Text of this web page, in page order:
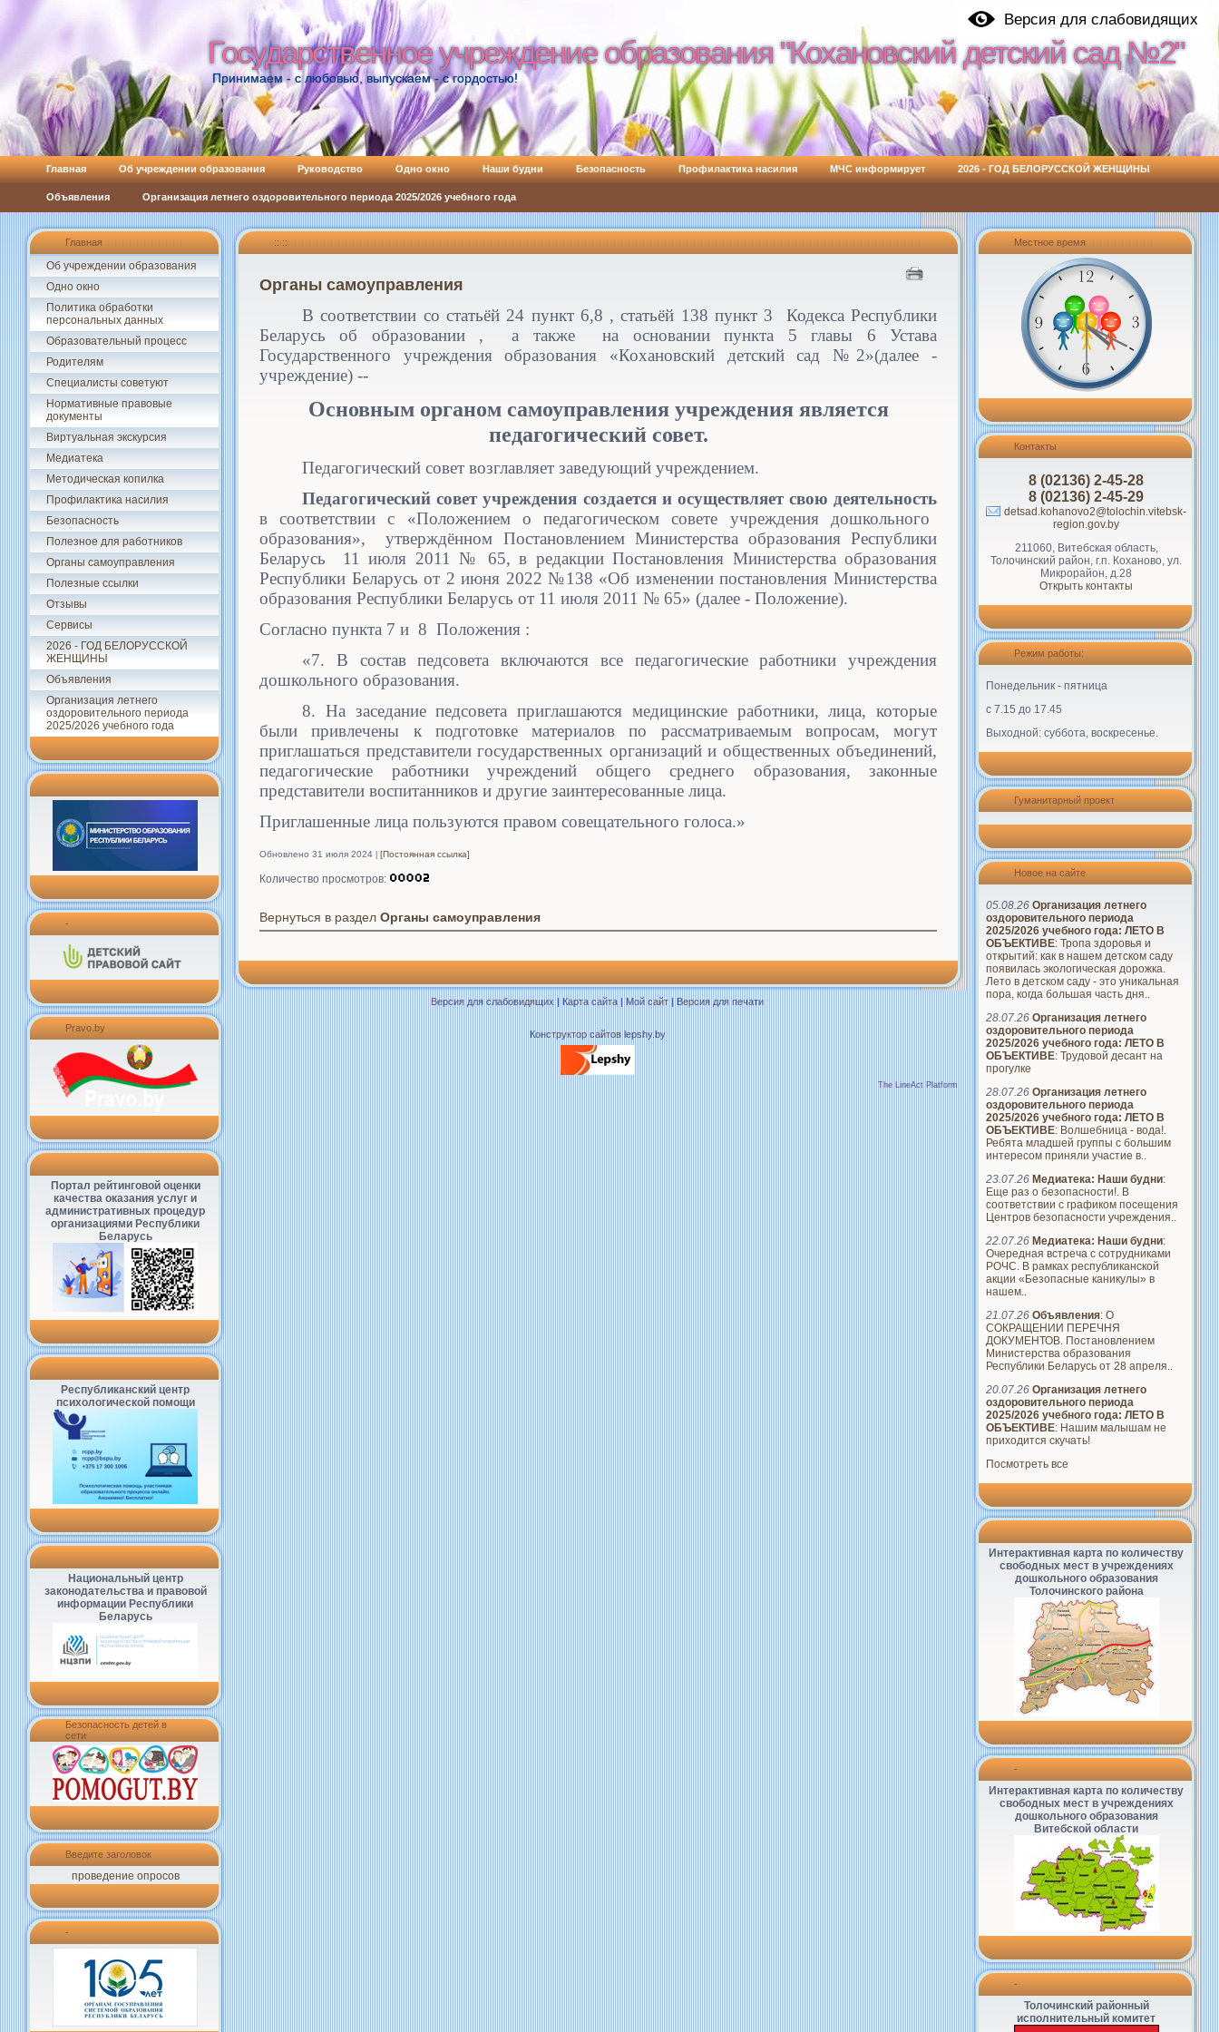
Версия для слабовидящих
Государственное учреждение образования "Кохановский детский сад №2"
Государственное учреждение образования "Кохановский детский сад №2"
Принимаем - с любовью, выпускаем - с гордостью!
Главная Об учреждении образования Руководство Одно окно Наши будни Безопасность Профилактика насилия МЧС информирует 2026 - ГОД БЕЛОРУССКОЙ ЖЕНЩИНЫ
Объявления Организация летнего оздоровительного периода 2025/2026 учебного года
Главная
Об учреждении образования
Одно окно
Политика обработки
персональных данных
Образовательный процесс
Родителям
Специалисты советуют
Нормативные правовые
документы
Виртуальная экскурсия
Медиатека
Методическая копилка
Профилактика насилия
Безопасность
Полезное для работников
Органы самоуправления
Полезные ссылки
Отзывы
Сервисы
2026 - ГОД БЕЛОРУССКОЙ
ЖЕНЩИНЫ
Объявления
Организация летнего
оздоровительного периода
2025/2026 учебного года
-
Pravo.by
Портал рейтинговой оценки
качества оказания услуг и
административных процедур
организациями Республики
Беларусь
Республиканский центр
психологической помощи
Национальный центр
законодательства и правовой
информации Республики
Беларусь
Безопасность детей в
сети
Введите заголовок
проведение опросов
-
:: ::
Органы самоуправления
В соответствии со статьёй 24 пункт 6,8 , статьёй 138 пункт 3 Кодекса Республики
Беларусь об образовании , а также на основании пункта 5 главы 6 Устава
Государственного учреждения образования «Кохановский детский сад №2»(далее -
учреждение) --
Основным органом cамоуправления учреждения является
педагогический совет.
Педагогический совет возглавляет заведующий учреждением.
Педагогический совет учреждения создается и осуществляет свою деятельность
в соответствии с «Положением о педагогическом совете учреждения дошкольного
образования», утверждённом Постановлением Министерства образования Республики
Беларусь 11 июля 2011 № 65, в редакции Постановления Министерства образования
Республики Беларусь от 2 июня 2022 №138 «Об изменении постановления Министерства
образования Республики Беларусь от 11 июля 2011 № 65» (далее - Положение).
Согласно пункта 7 и 8 Положения :
«7. В состав педсовета включаются все педагогические работники учреждения
дошкольного образования.
8. На заседание педсовета приглашаются медицинские работники, лица, которые
были привлечены к подготовке материалов по рассматриваемым вопросам, могут
приглашаться представители государственных организаций и общественных объединений,
педагогические работники учреждений общего среднего образования, законные
представители воспитанников и другие заинтересованные лица.
Приглашенные лица пользуются правом совещательного голоса.»
Обновлено 31 июля 2024 [Постоянная ссылка]
Количество просмотров:
Вернуться в раздел Органы самоуправления
Версия для слабовидящих | Карта сайта | Мой сайт | Версия для печати
Конструктор сайтов lepshy.by
The LineAct Platform
Местное время
Контакты
8 (02136) 2-45-28
8 (02136) 2-45-29
detsad.kohanovo2@tolochin.vitebsk-
region.gov.by
211060, Витебская область,
Толочинский район, г.п. Коханово, ул.
Микрорайон, д.28
Открыть контакты
Режим работы:
Понедельник - пятница
с 7.15 до 17.45
Выходной: суббота, воскресенье.
Гуманитарный проект
Новое на сайте
05.08.26 Организация летнего
оздоровительного периода
2025/2026 учебного года: ЛЕТО В
ОБЪЕКТИВЕ: Тропа здоровья и
открытий: как в нашем детском саду
появилась экологическая дорожка.
Лето в детском саду - это уникальная
пора, когда большая часть дня..
28.07.26 Организация летнего
оздоровительного периода
2025/2026 учебного года: ЛЕТО В
ОБЪЕКТИВЕ: Трудовой десант на
прогулке
28.07.26 Организация летнего
оздоровительного периода
2025/2026 учебного года: ЛЕТО В
ОБЪЕКТИВЕ: Волшебница - вода!.
Ребята младшей группы с большим
интересом приняли участие в..
23.07.26 Медиатека: Наши будни:
Еще раз о безопасности!. В
соответствии с графиком посещения
Центров безопасности учреждения..
22.07.26 Медиатека: Наши будни:
Очередная встреча с сотрудниками
РОЧС. В рамках республиканской
акции «Безопасные каникулы» в
нашем..
21.07.26 Объявления: О
СОКРАЩЕНИИ ПЕРЕЧНЯ
ДОКУМЕНТОВ. Постановлением
Министерства образования
Республики Беларусь от 28 апреля..
20.07.26 Организация летнего
оздоровительного периода
2025/2026 учебного года: ЛЕТО В
ОБЪЕКТИВЕ: Нашим малышам не
приходится скучать!
Посмотреть все
Интерактивная карта по количеству
свободных мест в учреждениях
дошкольного образования
Толочинского района
-
Интерактивная карта по количеству
свободных мест в учреждениях
дошкольного образования
Витебской области
-
Толочинский районный
исполнительный комитет